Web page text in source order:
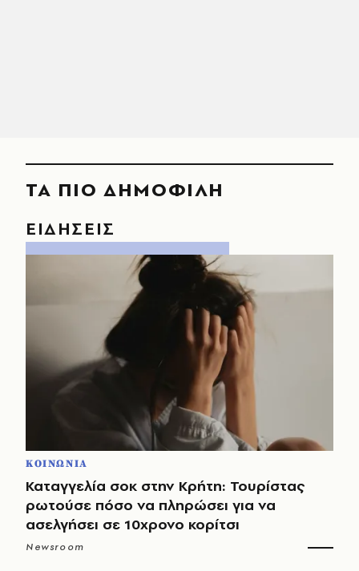
ΤΑ ΠΙΟ ΔΗΜΟΦΙΛΗ
ΕΙΔΗΣΕΙΣ
ΚΟΙΝΩΝΙΑ
Καταγγελία σοκ στην Κρήτη: Τουρίστας
ρωτούσε πόσο να πληρώσει για να
ασελγήσει σε 10χρονο κορίτσι
Newsroom